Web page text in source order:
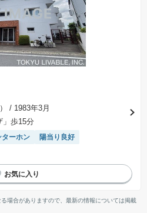
/ 1983年3月
」歩15分
ターホン
陽当り良好
場合がありますので、最新の情報については掲載